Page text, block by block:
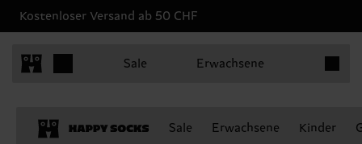
Kostenloser Versand ab 50 CHF
Sale Erwachsene
Sale Erwachsene Kinder